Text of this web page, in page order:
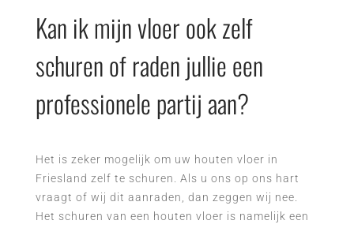
Kan ik mijn vloer ook zelf
schuren of raden jullie een
professionele partij aan?
Het is zeker mogelijk om uw houten vloer in
Friesland zelf te schuren. Als u ons op ons hart
vraagt of wij dit aanraden, dan zeggen wij nee.
Het schuren van een houten vloer is namelijk een